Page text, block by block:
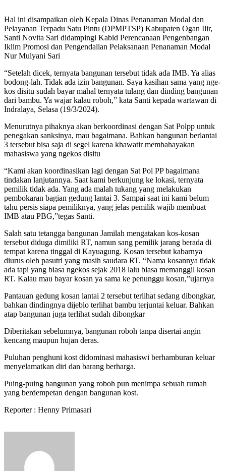
Hal ini disampaikan oleh Kepala Dinas Penanaman Modal dan
Pelayanan Terpadu Satu Pintu (DPMPTSP) Kabupaten Ogan Ilir,
Santi Novita Sari didampingi Kabid Perencanaan Pengenbangan
Iklim Promosi dan Pengendalian Pelaksanaan Penanaman Modal
Nur Mulyani Sari
“Setelah dicek, ternyata bangunan tersebut tidak ada IMB. Ya alias
bodong-lah. Tidak ada izin bangunan. Saya kasihan sama yang nge-
kos disitu sudah bayar mahal ternyata tulang dan dinding bangunan
dari bambu. Ya wajar kalau roboh,” kata Santi kepada wartawan di
Indralaya, Selasa (19/3/2024).
Menurutnya pihaknya akan berkoordinasi dengan Sat Polpp untuk
penegakan sanksinya, mau bagaimana. Bahkan bangunan berlantai
3 tersebut bisa saja di segel karena khawatir membahayakan
mahasiswa yang ngekos disitu
“Kami akan koordinasikan lagi dengan Sat Pol PP bagaimana
tindakan lanjutannya. Saat kami berkunjung ke lokasi, ternyata
pemilik tidak ada. Yang ada malah tukang yang melakukan
pembokaran bagian gedung lantai 3. Sampai saat ini kami belum
tahu persis siapa pemiliknya, yang jelas pemilik wajib membuat
IMB atau PBG,”tegas Santi.
Salah satu tetangga bangunan Jamilah mengatakan kos-kosan
tersebut diduga dimiliki RT, namun sang pemilik jarang berada di
tempat karena tinggal di Kayuagung. Kosan tersebut kabarnya
diurus oleh pasutri yang masih saudara RT. “Nama kosannya tidak
ada tapi yang biasa ngekos sejak 2018 lalu biasa memanggil kosan
RT. Kalau mau bayar kosan ya sama ke penunggu kosan,”ujarnya
Pantauan gedung kosan lantai 2 tersebut terlihat sedang dibongkar,
bahkan dindingnya dijeblo terlihat bambu terjuntai keluar. Bahkan
atap bangunan juga terlihat sudah dibongkar
Diberitakan sebelumnya, bangunan roboh tanpa disertai angin
kencang maupun hujan deras.
Puluhan penghuni kost didominasi mahasiswi berhamburan keluar
menyelamatkan diri dan barang berharga.
Puing-puing bangunan yang roboh pun menimpa sebuah rumah
yang berdempetan dengan bangunan kost.
Reporter : Henny Primasari